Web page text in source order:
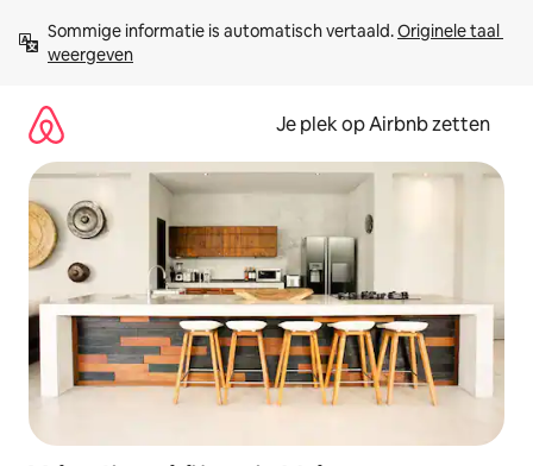
direct
naar
Sommige informatie is automatisch vertaald. Originele taal
weergeven
Je plek op Airbnb zetten